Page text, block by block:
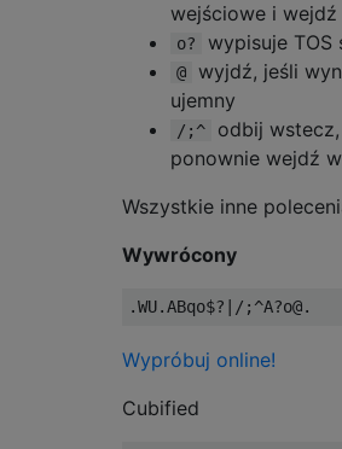
wejściowe i
o? wypisuje TOS
@
wyjdź, jeśli
ujemny
/;^
odbij
ponownie wejdź
Wszystkie inne
Wywrócony
Wypróbuj online!
Cubified